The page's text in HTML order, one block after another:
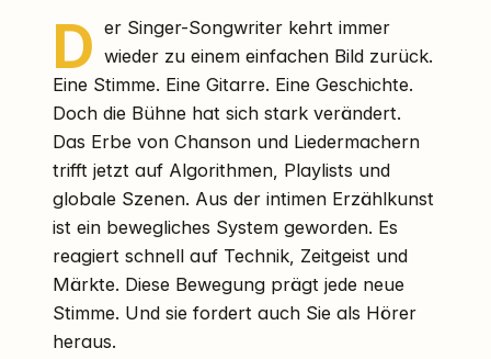
D er Singer-Songwriter kehrt immer
wieder zu einem einfachen Bild zurück.
Eine Stimme. Eine Gitarre. Eine Geschichte.
Doch die Bühne hat sich stark verändert.
Das Erbe von Chanson und Liedermachern
trifft jetzt auf Algorithmen, Playlists und
globale Szenen. Aus der intimen Erzählkunst
ist ein bewegliches System geworden. Es
reagiert schnell auf Technik, Zeitgeist und
Märkte. Diese Bewegung prägt jede neue
Stimme. Und sie fordert auch Sie als Hörer
heraus.